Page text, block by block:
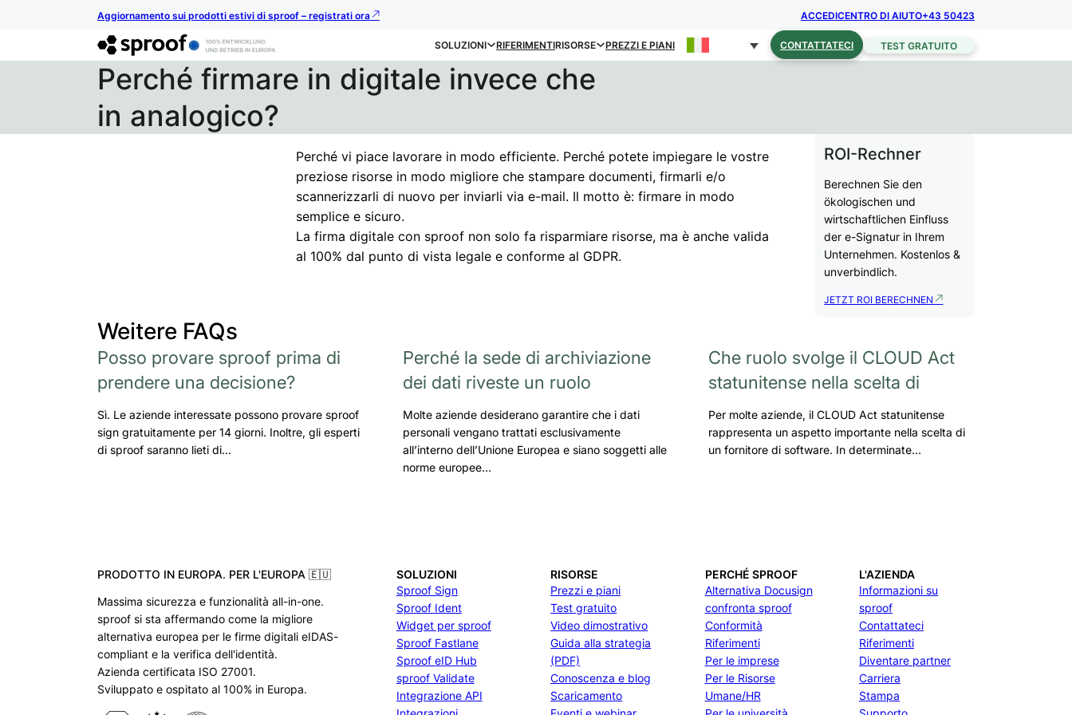
Aggiornamento sui prodotti estivi di sproof – registrati ora ACCEDICENTRO DI AIUTO+43 50423
SOLUZIONI RIFERIMENTIRISORSE PREZZI E PIANI CONTATTATECI TEST GRATUITO
Perché firmare in digitale invece che
in analogico?
Perché vi piace lavorare in modo efficiente. Perché potete impiegare le vostre
preziose risorse in modo migliore che stampare documenti, firmarli e/o
scannerizzarli di nuovo per inviarli via e-mail. Il motto è: firmare in modo
semplice e sicuro.
La firma digitale con sproof non solo fa risparmiare risorse, ma è anche valida
al 100% dal punto di vista legale e conforme al GDPR.
ROI-Rechner
Berechnen Sie den
ökologischen und
wirtschaftlichen Einfluss
der e-Signatur in Ihrem
Unternehmen. Kostenlos &
unverbindlich.
JETZT ROI BERECHNEN
Weitere FAQs
Posso provare sproof prima di
prendere una decisione?
Sì. Le aziende interessate possono provare sproof
sign gratuitamente per 14 giorni. Inoltre, gli esperti
di sproof saranno lieti di…
Perché la sede di archiviazione
dei dati riveste un ruolo
Molte aziende desiderano garantire che i dati
personali vengano trattati esclusivamente
all’interno dell’Unione Europea e siano soggetti alle
norme europee…
Che ruolo svolge il CLOUD Act
statunitense nella scelta di
Per molte aziende, il CLOUD Act statunitense
rappresenta un aspetto importante nella scelta di
un fornitore di software. In determinate…
PRODOTTO IN EUROPA. PER L'EUROPA 🇪🇺
Massima sicurezza e funzionalità all-in-one.
sproof si sta affermando come la migliore
alternativa europea per le firme digitali eIDAS-
compliant e la verifica dell'identità.
Azienda certificata ISO 27001.
Sviluppato e ospitato al 100% in Europa.
SOLUZIONI
Sproof Sign
Sproof Ident
Widget per sproof
Sproof Fastlane
Sproof eID Hub
sproof Validate
Integrazione API
RISORSE
Prezzi e piani
Test gratuito
Video dimostrativo
Guida alla strategia
(PDF)
Conoscenza e blog
Scaricamento
PERCHÉ SPROOF
Alternativa Docusign
confronta sproof
Conformità
Riferimenti
Per le imprese
Per le Risorse
Umane/HR
L'AZIENDA
Informazioni su
sproof
Contattateci
Riferimenti
Diventare partner
Carriera
Stampa